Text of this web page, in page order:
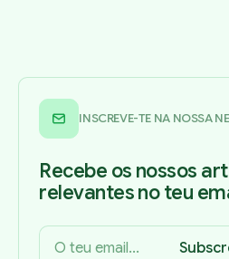
INSCREVE-TE NA NOSSA
Recebe os nossos
relevantes no teu